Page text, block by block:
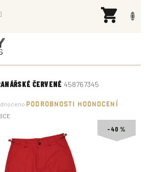
ČERVENÉ 458767345
PODROBNOSTI HODNOCENÍ
–40 %